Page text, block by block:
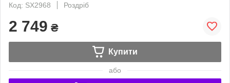
Код: SX2968
Роздріб
2 749 ₴
Купити
або